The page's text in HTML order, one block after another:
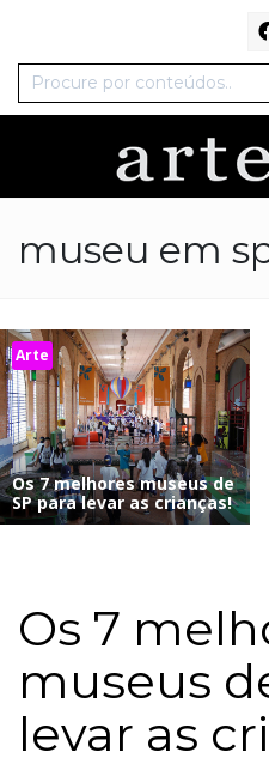
museu em
Arte
Os 7 melhores museus de
SP para levar as crianças!
Os 7
museus
levar as